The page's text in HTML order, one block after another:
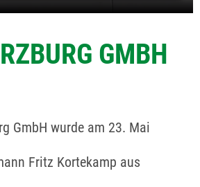
GMBH
GmbH wurde am 23. Mai
Fritz Kortekamp aus